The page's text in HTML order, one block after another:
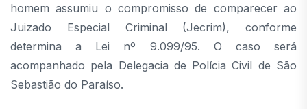
homem assumiu o compromisso de comparecer ao
Juizado Especial Criminal (Jecrim), conforme
determina a Lei nº 9.099/95. O caso será
acompanhado pela Delegacia de Polícia Civil de São
Sebastião do Paraíso.